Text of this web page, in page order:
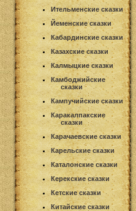
Ительменские сказки
Йеменские сказки
Кабардинские сказки
Казахские сказки
Калмыцкие сказки
Камбоджийские
сказки
Кампучийские сказки
Каракалпакские
сказки
Карачаевские сказки
Карельские сказки
Каталонские сказки
Керекские сказки
Кетские сказки
Китайские сказки